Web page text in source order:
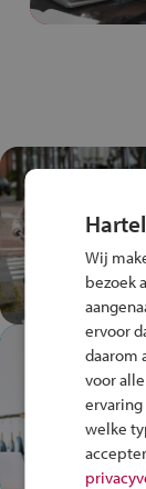
Wij
bezoek
ervoor
daarom
voor
welke